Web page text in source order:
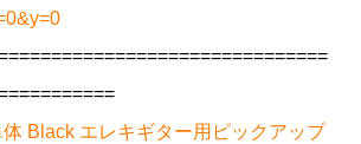
体 Black エレキギター用ピックアップ